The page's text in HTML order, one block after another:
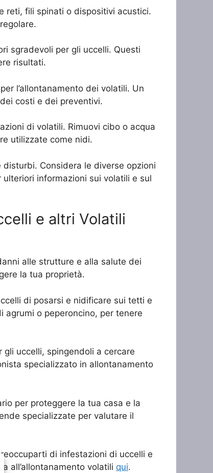
reti, fili spinati o dispositivi acustici.
sgradevoli per gli uccelli. Questi
risultati.
l’allontanamento dei volatili. Un
costi e dei preventivi.
di volatili. Rimuovi cibo o acqua
utilizzate come nidi.
Considera le diverse opzioni
informazioni sui volatili e sul
e altri Volatili
alle strutture e alla salute dei
la tua proprietà.
di posarsi e nidificare sui tetti e
agrumi o peperoncino, per tenere
uccelli, spingendoli a cercare
specializzato in allontanamento
per proteggere la tua casa e la
specializzate per valutare il
di infestazioni di uccelli e
all’allontanamento volatili qui.